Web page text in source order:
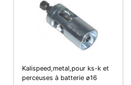
Kalispeed,metal,pour ks-k et
perceuses à batterie ø16